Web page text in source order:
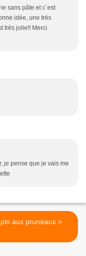
sans pâte et c´est
idée, une très
très jolie!! Merci
je pense que je vais me
Lapin aux pruneaux >